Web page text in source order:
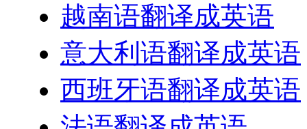
越南语翻译成英语
意大利语翻译成英语
西班牙语翻译成英语